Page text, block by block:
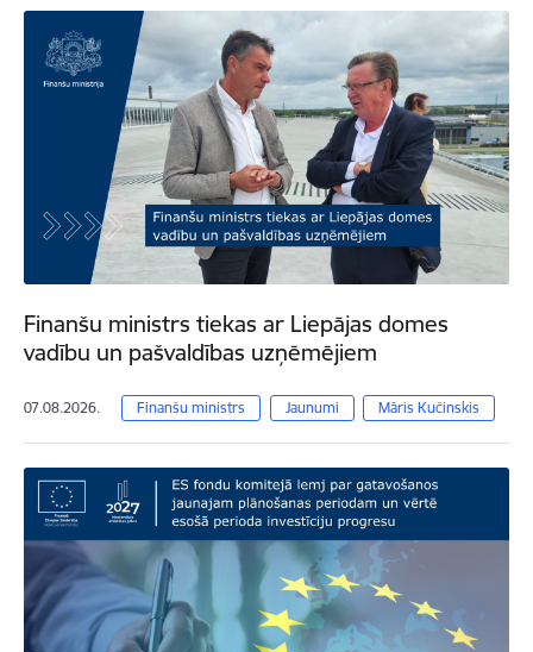
Finanšu ministrs tiekas ar Liepājas domes
vadību un pašvaldības uzņēmējiem
07.08.2026. Finanšu ministrs Jaunumi Māris Kučinskis